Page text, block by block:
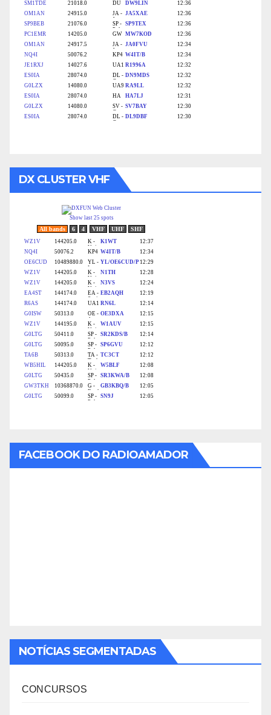
DX CLUSTER VHF
FACEBOOK DO RADIOAMADOR
NOTÍCIAS SEGMENTADAS
CONCURSOS